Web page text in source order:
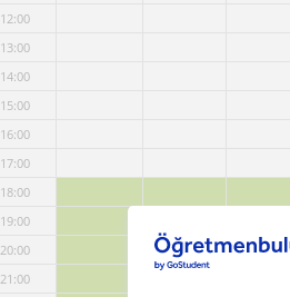
12:00
13:00
14:00
15:00
16:00
17:00
18:00
19:00
20:00
21:00